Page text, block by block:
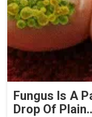
Fungus Is A
Drop Of